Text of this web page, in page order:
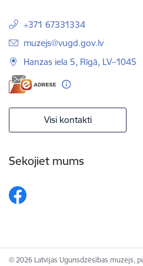
+371 67331334
E-pasts:
muzejs@vugd.gov.lv
Hanzas iela 5, Rīgā, LV–1045
Visi kontakti
Sekojiet mums
© 2026 Latvijas Ugunsdzēsības muzejs,